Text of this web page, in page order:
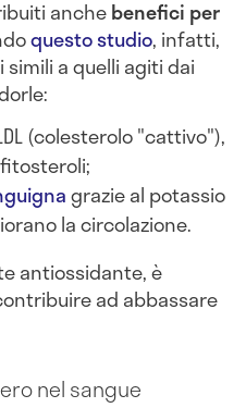
anchebenefici per
questo studio, infatti,
a quelli agiti dai
(colesterolo "cattivo"),
grazie al potassio
la circolazione.
antiossidante, è
ad abbassare
nel sangue